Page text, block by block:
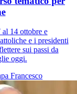
14 ottobre e
e i presidenti
sui passi da
oggi.
Francesco